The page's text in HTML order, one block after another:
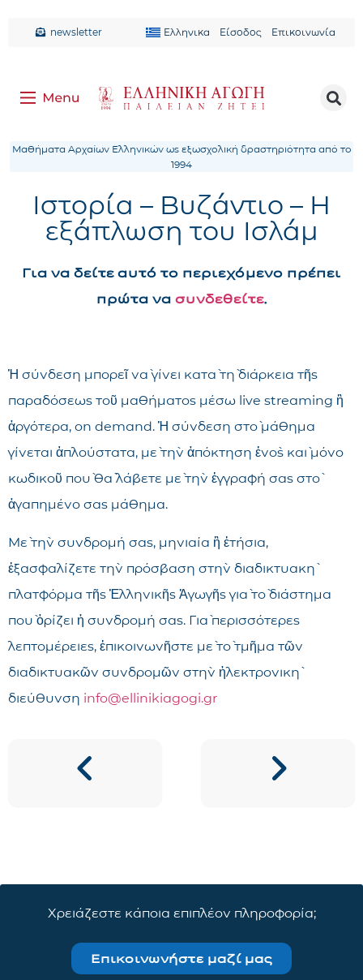
newsletter Ελληνικα Είσοδος Επικοινωνία
Μαθήματα Αρχαίων Ελληνικών ως εξωσχολική δραστηριότητα από το
1994
Ιστορία – Βυζάντιο – Η
εξάπλωση του Ισλάμ
Για να δείτε αυτό το περιεχόμενο πρέπει
πρώτα να συνδεθείτε.
Ἡ σύνδεση μπορεῖ νὰ γίνει κατὰ τὴ διάρκεια τῆς
παραδόσεως τοῦ μαθήματος μέσω live streaming ἢ
ἀργότερα, on demand. Ἡ σύνδεση στὸ μάθημα
γίνεται ἁπλούστατα, μὲ τὴν ἀπόκτηση ἑνὸς καὶ μόνο
κωδικοῦ ποὺ θὰ λάβετε μὲ τὴν ἐγγραφή σας στὸ
ἀγαπημένο σας μάθημα.
Μὲ τὴν συνδρομή σας, μηνιαία ἢ ἐτήσια,
ἐξασφαλίζετε τὴν πρόσβαση στὴν διαδικτυακὴ
πλατφόρμα τῆς Ἑλληνικῆς Ἀγωγῆς γιὰ τὸ διάστημα
ποὺ ὁρίζει ἡ συνδρομή σας. Γιὰ περισσότερες
λεπτομέρειες, ἐπικοινωνῆστε μὲ τὸ τμῆμα τῶν
διαδικτυακῶν συνδρομῶν στὴν ἠλεκτρονικὴ
διεύθυνση info@ellinikiagogi.gr
Χρειάζεστε κάποια επιπλέον πληροφορία;
Επικοινωνήστε μαζί μας